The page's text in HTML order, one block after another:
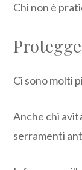
Chi non è
Ci sono molti
Anche chi
serramenti